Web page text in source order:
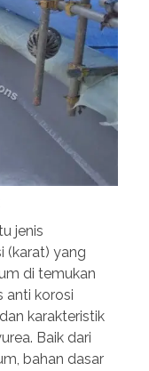
jenis
(karat) yang
di temukan
anti korosi
karakteristik
Baik dari
bahan dasar